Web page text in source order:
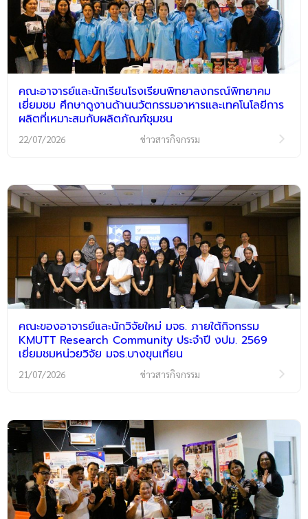
คณะอาจารย์และนักเรียนโรงเรียนพิทยาลงกรณ์พิทยาคม
เยี่ยมชม ศึกษาดูงานด้านนวัตกรรมอาหารและเทคโนโลยีการ
ผลิตที่เหมาะสมกับผลิตภัณฑ์ชุมชน
22/07/2026 ข่าวสารกิจกรรม
คณะของอาจารย์และนักวิจัยใหม่ มจธ. ภายใต้กิจกรรม
KMUTT Research Community ประจำปี งปม. 2569
เยี่ยมชมหน่วยวิจัย มจธ.บางขุนเทียน
21/07/2026 ข่าวสารกิจกรรม